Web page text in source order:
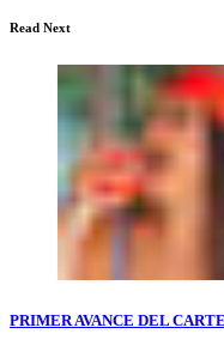
Read Next
PRIMER AVANCE DEL